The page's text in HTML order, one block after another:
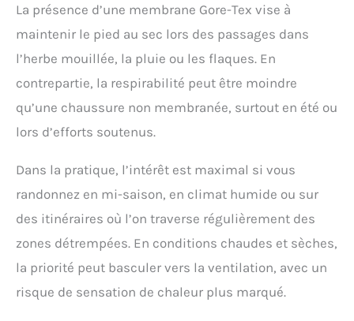
La présence d’une membrane Gore-Tex vise à
maintenir le pied au sec lors des passages dans
l’herbe mouillée, la pluie ou les flaques. En
contrepartie, la respirabilité peut être moindre
qu’une chaussure non membranée, surtout en été ou
lors d’efforts soutenus.
Dans la pratique, l’intérêt est maximal si vous
randonnez en mi-saison, en climat humide ou sur
des itinéraires où l’on traverse régulièrement des
zones détrempées. En conditions chaudes et sèches,
la priorité peut basculer vers la ventilation, avec un
risque de sensation de chaleur plus marqué.